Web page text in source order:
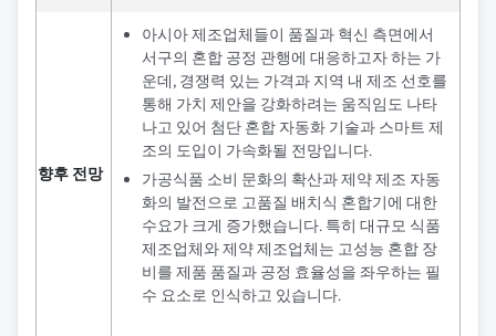
향후 전망
아시아 제조업체들이 품질과 혁신 측면에서
서구의 혼합 공정 관행에 대응하고자 하는 가
운데, 경쟁력 있는 가격과 지역 내 제조 선호를
통해 가치 제안을 강화하려는 움직임도 나타
나고 있어 첨단 혼합 자동화 기술과 스마트 제
조의 도입이 가속화될 전망입니다.
가공식품 소비 문화의 확산과 제약 제조 자동
화의 발전으로 고품질 배치식 혼합기에 대한
수요가 크게 증가했습니다. 특히 대규모 식품
제조업체와 제약 제조업체는 고성능 혼합 장
비를 제품 품질과 공정 효율성을 좌우하는 필
수 요소로 인식하고 있습니다.